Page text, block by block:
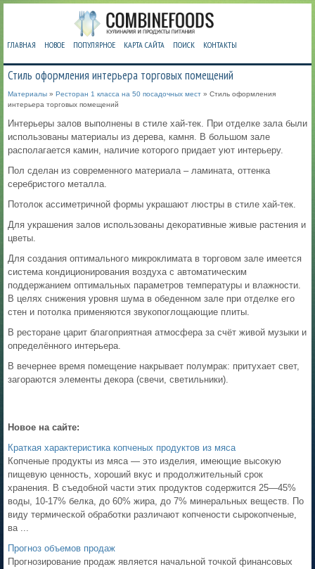
ГЛАВНАЯ НОВОЕ ПОПУЛЯРНОЕ КАРТА САЙТА ПОИСК КОНТАКТЫ
Стиль оформления интерьера торговых помещений
Материалы » Ресторан 1 класса на 50 посадочных мест » Стиль оформления
интерьера торговых помещений
Интерьеры залов выполнены в стиле хай-тек. При отделке зала были
использованы материалы из дерева, камня. В большом зале
располагается камин, наличие которого придает уют интерьеру.
Пол сделан из современного материала – ламината, оттенка
серебристого металла.
Потолок ассиметричной формы украшают люстры в стиле хай-тек.
Для украшения залов использованы декоративные живые растения и
цветы.
Для создания оптимального микроклимата в торговом зале имеется
система кондиционирования воздуха c автоматическим
поддержанием оптимальных параметров температуры и влажности.
В целях снижения уровня шума в обеденном зале при отделке его
стен и потолка применяются звукопоглощающие плиты.
В ресторане царит благоприятная атмосфера за счёт живой музыки и
определённого интерьера.
В вечернее время помещение накрывает полумрак: притухает свет,
загораются элементы декора (свечи, светильники).
Новое на сайте:
Краткая характеристика копченых продуктов из мяса
Копченые продукты из мяса — это изделия, имеющие высокую
пищевую ценность, хороший вкус и продолжительный срок
хранения. В съедобной части этих продуктов содержится 25—45%
воды, 10-17% белка, до 60% жира, до 7% минеральных веществ. По
виду термической обработки различают копчености сырокопченые,
ва ...
Прогноз объемов продаж
Прогнозирование продаж является начальной точкой финансовых